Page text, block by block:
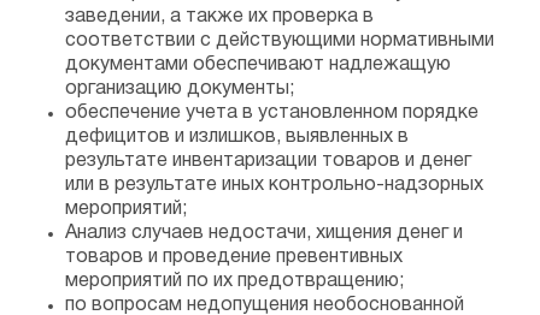
заведении, а также их проверка в
соответствии с действующими нормативными
документами обеспечивают надлежащую
организацию документы;
обеспечение учета в установленном порядке
дефицитов и излишков, выявленных в
результате инвентаризации товаров и денег
или в результате иных контрольно-надзорных
мероприятий;
Анализ случаев недостачи, хищения денег и
товаров и проведение превентивных
мероприятий по их предотвращению;
по вопросам недопущения необоснованной